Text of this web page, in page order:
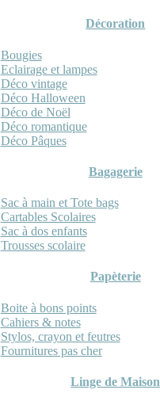
Décoration
Bougies
Eclairage et lampes
Déco vintage
Déco Halloween
Déco de Noël
Déco romantique
Déco Pâques
Bagagerie
Sac à main et Tote bags
Cartables Scolaires
Sac à dos enfants
Trousses scolaire
Papèterie
Boite à bons points
Cahiers & notes
Stylos, crayon et feutres
Fournitures pas cher
Linge de Maison